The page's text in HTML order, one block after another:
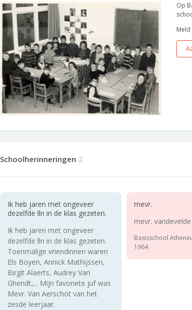
Op
Schoolherinneringen 2
Ik heb jaren met ongeveer
dezelfde lln in de klas gezeten.
Ik heb jaren met ongeveer
dezelfde lln in de klas gezeten.
Toenmalige vriendinnen waren
Els Boyen, Annick Mathijssen,
Birgit Alaerts, Audrey Van
Ghendt,... Mijn favoriete juf was
Mevr. Van Aerschot van het
zesde leerjaar.
mevr.
mevr. vandevelde
Basisschool
1964